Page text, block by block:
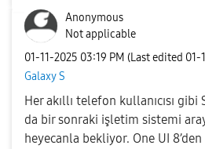
Anonymous
Not applicable
‎01-11-2025 03:19 PM (Last edited ‎01-
Galaxy S
Her akıllı telefon kullanıcısı gibi
da bir sonraki işletim sistemi
heyecanla bekliyor. One UI